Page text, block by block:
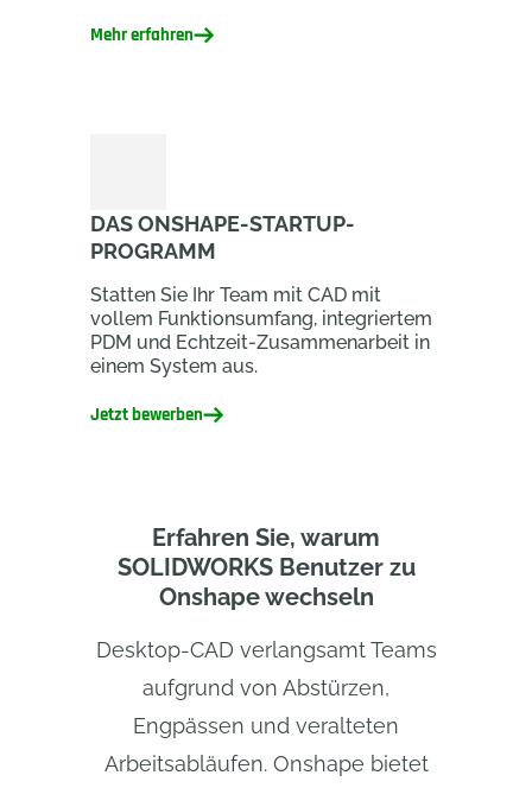
Mehr erfahren
DAS ONSHAPE-STARTUP-
PROGRAMM
Statten Sie Ihr Team mit CAD mit
vollem Funktionsumfang, integriertem
PDM und Echtzeit-Zusammenarbeit in
einem System aus.
Jetzt bewerben
Erfahren Sie, warum
SOLIDWORKS Benutzer zu
Onshape wechseln
Desktop-CAD verlangsamt Teams
aufgrund von Abstürzen,
Engpässen und veralteten
Arbeitsabläufen. Onshape bietet